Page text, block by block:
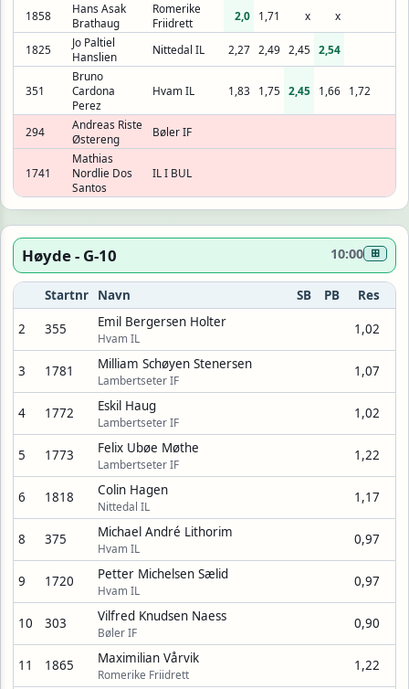
1858
Hans Asak
Brathaug
Romerike
Friidrett
2,0 1,71 x x
1825
Jo Paltiel
Hanslien
Nittedal IL 2,27 2,49 2,45 2,54
351
Bruno
Cardona
Perez
Hvam IL 1,83 1,75 2,45 1,66 1,72
294
Andreas Riste
Østereng
Bøler IF
1741
Mathias
Nordlie Dos
Santos
IL I BUL
Høyde - G-10 10:00 ⊞
Startnr Navn SB PB Res
2 355 Emil Bergersen Holter
Hvam IL
1,02
3 1781 Milliam Schøyen Stenersen
Lambertseter IF
1,07
4 1772 Eskil Haug
Lambertseter IF
1,02
5 1773 Felix Ubøe Møthe
Lambertseter IF
1,22
6 1818 Colin Hagen
Nittedal IL
1,17
8 375 Michael André Lithorim
Hvam IL
0,97
9 1720 Petter Michelsen Sælid
Hvam IL
0,97
10 303 Vilfred Knudsen Naess
Bøler IF
0,90
11 1865 Maximilian Vårvik
Romerike Friidrett
1,22